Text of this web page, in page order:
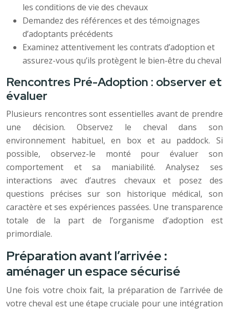
les conditions de vie des chevaux
Demandez des références et des témoignages
d’adoptants précédents
Examinez attentivement les contrats d’adoption et
assurez-vous qu’ils protègent le bien-être du cheval
Rencontres Pré-Adoption : observer et
évaluer
Plusieurs rencontres sont essentielles avant de prendre
une décision. Observez le cheval dans son
environnement habituel, en box et au paddock. Si
possible, observez-le monté pour évaluer son
comportement et sa maniabilité. Analysez ses
interactions avec d’autres chevaux et posez des
questions précises sur son historique médical, son
caractère et ses expériences passées. Une transparence
totale de la part de l’organisme d’adoption est
primordiale.
Préparation avant l’arrivée :
aménager un espace sécurisé
Une fois votre choix fait, la préparation de l’arrivée de
votre cheval est une étape cruciale pour une intégration